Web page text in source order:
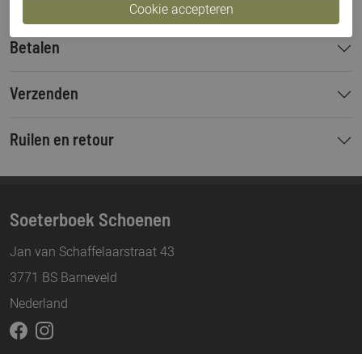
Betalen
Verzenden
Ruilen en retour
Soeterboek Schoenen
Jan van Schaffelaarstraat 43
3771 BS Barneveld
Nederland